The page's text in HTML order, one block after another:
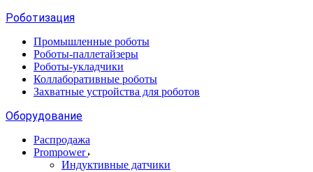
Роботизация
Промышленные роботы
Роботы-паллетайзеры
Роботы-укладчики
Коллаборативные роботы
Захватные устройства для роботов
Оборудование
Распродажа
Prompower
Индуктивные датчики